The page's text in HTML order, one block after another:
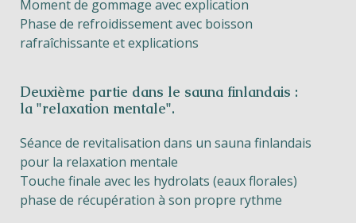
Moment de gommage avec explication
Phase de refroidissement avec boisson
rafraîchissante et explications
Deuxième partie dans le sauna finlandais :
la "relaxation mentale".
Séance de revitalisation dans un sauna finlandais
pour la relaxation mentale
Touche finale avec les hydrolats (eaux florales)
phase de récupération à son propre rythme